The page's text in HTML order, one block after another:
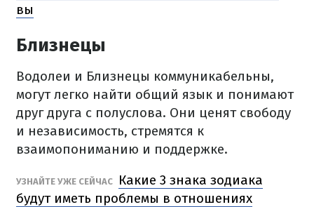
вы
Близнецы
Водолеи и Близнецы коммуникабельны,
могут легко найти общий язык и понимают
друг друга с полуслова. Они ценят свободу
и независимость, стремятся к
взаимопониманию и поддержке.
УЗНАЙТЕ УЖЕ СЕЙЧАС
Какие 3 знака зодиака
будут иметь проблемы в отношениях